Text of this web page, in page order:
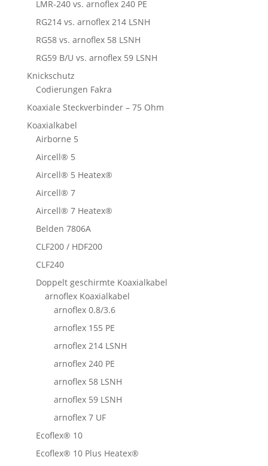
LMR-240 vs. arnoflex 240 PE
RG214 vs. arnoflex 214 LSNH
RG58 vs. arnoflex 58 LSNH
RG59 B/U vs. arnoflex 59 LSNH
Knickschutz
Codierungen Fakra
Koaxiale Steckverbinder – 75 Ohm
Koaxialkabel
Airborne 5
Aircell® 5
Aircell® 5 Heatex®
Aircell® 7
Aircell® 7 Heatex®
Belden 7806A
CLF200 / HDF200
CLF240
Doppelt geschirmte Koaxialkabel
arnoflex Koaxialkabel
arnoflex 0.8/3.6
arnoflex 155 PE
arnoflex 214 LSNH
arnoflex 240 PE
arnoflex 58 LSNH
arnoflex 59 LSNH
arnoflex 7 UF
Ecoflex® 10
Ecoflex® 10 Plus Heatex®